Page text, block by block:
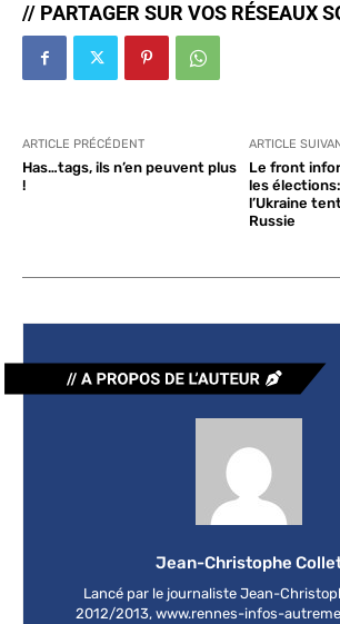
// PARTAGER SUR VOS RÉSEAUX
ARTICLE PRÉCÉDENT
Has…tags, ils n’en peuvent plus
!
ARTICLE
Le front
les
l’Ukraine
Russie
Jean-Christophe
Lancé par le journaliste Jean-
2012/2013, www.rennes-infos-